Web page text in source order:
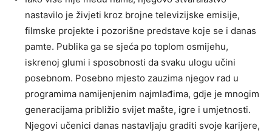
nastavilo je živjeti kroz brojne televizijske emisije,
filmske projekte i pozorišne predstave koje se i danas
pamte. Publika ga se sjeća po toplom osmijehu,
iskrenoj glumi i sposobnosti da svaku ulogu učini
posebnom. Posebno mjesto zauzima njegov rad u
programima namijenjenim najmlađima, gdje je mnogim
generacijama približio svijet mašte, igre i umjetnosti.
Njegovi učenici danas nastavljaju graditi svoje karijere,